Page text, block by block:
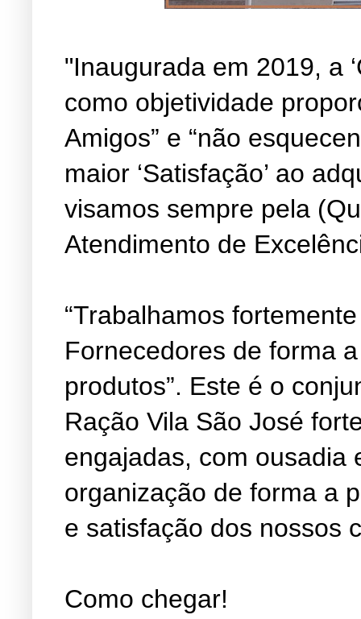
"Inaugurada em 2019, a
como objetividade
Amigos” e “não
maior ‘Satisfação’ ao
visamos sempre pela
Atendimento de
“Trabalhamos
Fornecedores de forma
produtos”. Este é o
Ração Vila São José
engajadas, com ousadia
organização de forma a
e satisfação dos nossos
Como chegar!